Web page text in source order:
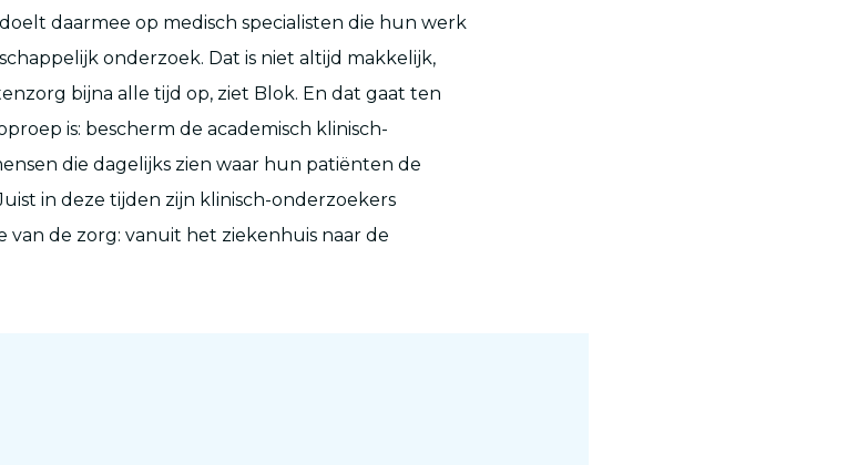
daarmee op medisch specialisten die hun werk
onderzoek. Dat is niet altijd makkelijk,
bijna alle tijd op, ziet Blok. En dat gaat ten
is: bescherm de academisch klinisch-
die dagelijks zien waar hun patiënten de
in deze tijden zijn klinisch-onderzoekers
de zorg: vanuit het ziekenhuis naar de